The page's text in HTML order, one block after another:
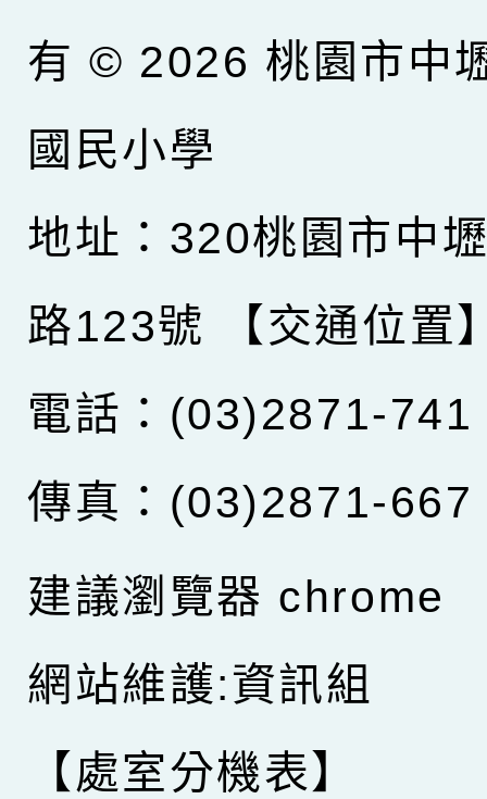
有 © 2026 桃園市中
國民小學
地址：320桃園市中
路123號
【交通位置
電話：(03)2871-741
傳真：(03)2871-667
建議瀏覽器 chrome
網站維護:資訊組
【處室分機表】